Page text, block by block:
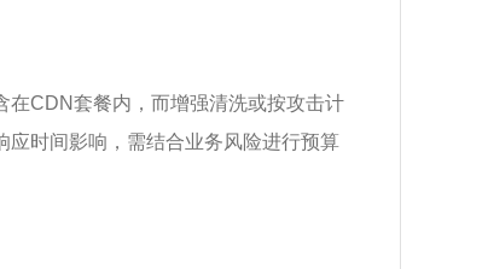
在CDN套餐内，而增强清洗或按攻击计
应时间影响，需结合业务风险进行预算